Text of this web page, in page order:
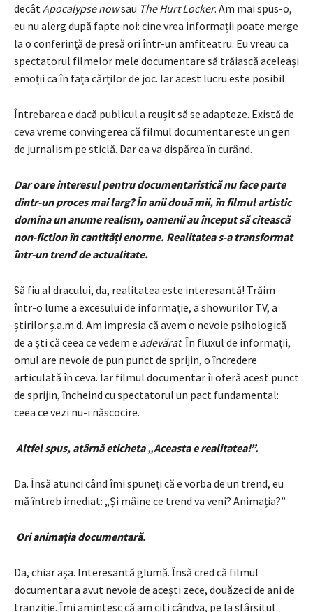
decât Apocalypse nowsau The Hurt Locker. Am mai spus-o,
eu nu alerg după fapte noi: cine vrea informații poate merge
la o conferință de presă ori într-un amfiteatru. Eu vreau ca
spectatorul filmelor mele documentare să trăiască aceleași
emoții ca în fața cărților de joc. Iar acest lucru este posibil.
Întrebarea e dacă publicul a reușit să se adapteze. Există de
ceva vreme convingerea că filmul documentar este un gen
de jurnalism pe sticlă. Dar ea va dispărea în curând.
Dar oare interesul pentru documentaristică nu face parte
dintr-un proces mai larg? În anii două mii, în filmul artistic
domina un anume realism, oamenii au început să citească
non-fiction în cantități enorme. Realitatea s-a transformat
într-un trend de actualitate.
Să fiu al dracului, da, realitatea este interesantă! Trăim
într-o lume a excesului de informație, a showurilor TV, a
știrilor ș.a.m.d. Am impresia că avem o nevoie psihologică
de a ști că ceea ce vedem e adevărat. În fluxul de informații,
omul are nevoie de pun punct de sprijin, o încredere
articulată în ceva. Iar filmul documentar îi oferă acest punct
de sprijin, încheind cu spectatorul un pact fundamental:
ceea ce vezi nu-i născocire.
Altfel spus, atârnă eticheta „Aceasta e realitatea!”.
Da. Însă atunci când îmi spuneți că e vorba de un trend, eu
mă întreb imediat: „Și mâine ce trend va veni? Animația?”
Ori animația documentară.
Da, chiar așa. Interesantă glumă. Însă cred că filmul
documentar a avut nevoie de acești zece, douăzeci de ani de
tranziție. Îmi amintesc că am citi cândva, pe la sfârșitul